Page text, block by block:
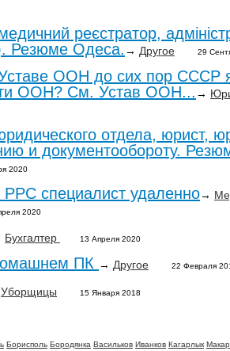
реєстратор,
Резюме Одеса. → Другое 29
ООН до сих пор СССР
ООН? См. Устав ООН... →
отдела, юрист,
и документообороту.
2020
PPC специалист удаленно→
2020
Бухгалтер 13 Апреля 2020
ПК → Другое 22 Февраля
Уборщицы 15 Января 2018
Борисполь Бородянка Васильков Иванков Кагарлык